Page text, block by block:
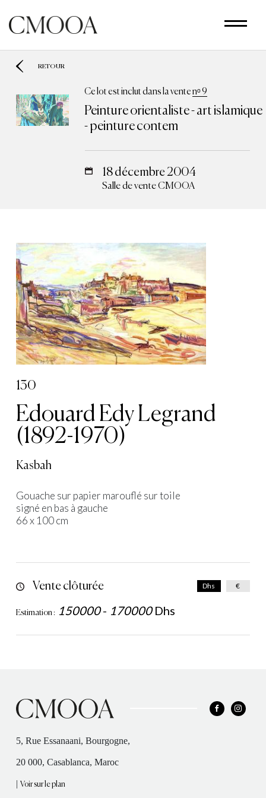
contenu
principal
RETOUR
Ce lot est inclut dans la ventenᵒ 9
Peinture orientaliste - art islamique
- peinture contem
18 décembre 2004
Salle de vente CMOOA
130
Edouard Edy Legrand
(1892-1970)
Kasbah
Gouache sur papier marouflé sur toile
signé en bas à gauche
66 x 100 cm
Vente clôturée
Estimation : 150000- 170000 Dhs
Dhs €
5, Rue Essanaani, Bourgogne,
20 000, Casablanca, Maroc
|Voir sur le plan